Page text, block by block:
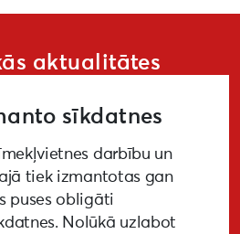
aktualitātes
sīkdatnes
darbību un
tiek izmantotas gan
puses obligāti
Nolūkā uzlabot